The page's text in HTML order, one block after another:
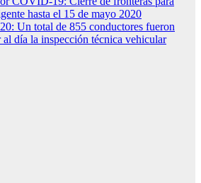
hasta el 15 de mayo 2020
Un total de 855 conductores fueron
al día la inspección técnica vehicular